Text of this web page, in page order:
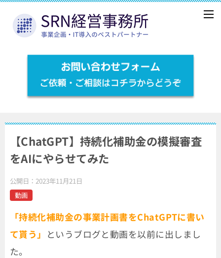
【ChatGPT】持続化補助金の模擬審査
をAIにやらせてみた
公開日： 2023年11月21日
動画
「持続化補助金の事業計画書をChatGPTに書い
て貰う」 というブログと動画を以前に出しまし
た。